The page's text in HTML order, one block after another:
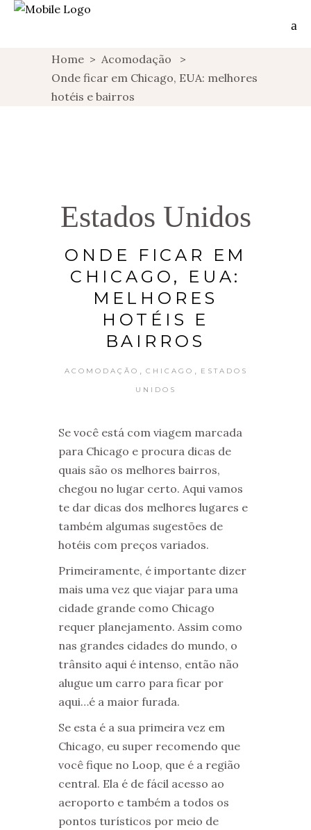
Home > Acomodação
>
Onde ficar em Chicago, EUA: melhores
hotéis e bairros
Estados Unidos
ONDE FICAR EM
CHICAGO, EUA:
MELHORES
HOTÉIS E
BAIRROS
ACOMODAÇÃO CHICAGO ESTADOS
UNIDOS
Se você está com viagem marcada
para Chicago e procura dicas de
quais são os melhores bairros,
chegou no lugar certo. Aqui vamos
te dar dicas dos melhores lugares e
também algumas sugestões de
hotéis com preços variados.
Primeiramente, é importante dizer
mais uma vez que viajar para uma
cidade grande como Chicago
requer planejamento. Assim como
nas grandes cidades do mundo, o
trânsito aqui é intenso, então não
alugue um carro para ficar por
aqui…é a maior furada.
Se esta é a sua primeira vez em
Chicago, eu super recomendo que
você fique no Loop, que é a região
central. Ela é de fácil acesso ao
aeroporto e também a todos os
pontos turísticos por meio de